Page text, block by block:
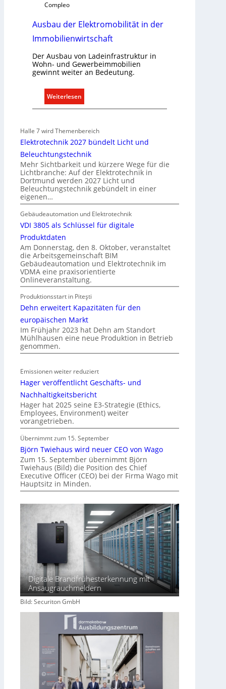
e
c
t
e
f
s
e
n
u
n
d
r
e
g
e
l
Compleo
Ausbau der Elektromobilität in der
Immobilienwirtschaft
Der Ausbau von Ladeinfrastruktur in
Wohn- und Gewerbeimmobilien
gewinnt weiter an Bedeutung.
Weiterlesen
A
b
u
d
e
r
E
l
e
t
r
o
m
o
b
i
l
i
t
ä
i
n
d
e
r
m
m
o
b
i
l
w
s
c
h
t
Halle 7 wird Themenbereich
Elektrotechnik 2027 bündelt Licht und
Beleuchtungstechnik
Mehr Sichtbarkeit und kürzere Wege für die
Lichtbranche: Auf der Elektrotechnik in
Dortmund werden 2027 Licht und
Beleuchtungstechnik gebündelt in einer
eigenen…
Gebäudeautomation und Elektrotechnik
VDI 3805 als Schlüssel für digitale
Produktdaten
Am Donnerstag, den 8. Oktober, veranstaltet
die Arbeitsgemeinschaft BIM
Gebäudeautomation und Elektrotechnik im
VDMA eine praxisorientierte
Onlineveranstaltung.
Produktionsstart in Piteşti
Dehn erweitert Kapazitäten für den
europäischen Markt
Im Frühjahr 2023 hat Dehn am Standort
Mühlhausen eine neue Produktion in Betrieb
genommen.
Emissionen weiter reduziert
Hager veröffentlicht Geschäfts- und
Nachhaltigkeitsbericht
Hager hat 2025 seine E3-Strategie (Ethics,
Employees, Environment) weiter
vorangetrieben.
Übernimmt zum 15. September
Björn Twiehaus wird neuer CEO von Wago
Zum 15. September übernimmt Björn
Twiehaus (Bild) die Position des Chief
Executive Officer (CEO) bei der Firma Wago mit
Hauptsitz in Minden.
Digitale Brandfrühesterkennung mit
Ansaugrauchmeldern
Bild: Securiton GmbH